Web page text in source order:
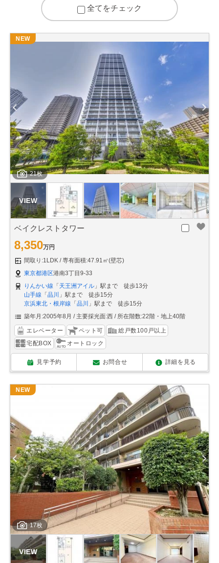
全てをチェック
21枚
NEW
ベイクレストタワー
8,350万円
間取り:1LDK
専有面積:47.91㎡(壁芯)
東京都港区港南3丁目9-33
りんかい線 「 天王洲アイル 」駅まで 徒歩13分
山手線 「 品川
」駅まで 徒歩15分
京浜東北・根岸線 「 品川
」駅まで 徒歩15分
築年月:2005年8月
主要採光面:西 所在階数:22階・地上40階
エレベーター ペット可
総戸数100戸以上
宅配BOX
オートロック
見学予約 お問合せ 詳細を見る
17枚
NEW